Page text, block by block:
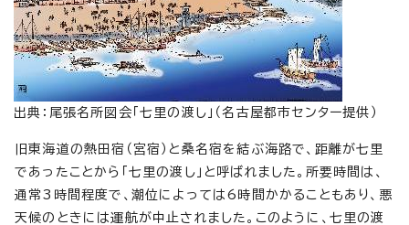
出典：尾張名所図会「七里の渡し」（名古屋都市センター提供）
旧東海道の熱田宿（宮宿）と桑名宿を結ぶ海路で、距離が七里
であったことから「七里の渡し」と呼ばれました。所要時間は、
通常3時間程度で、潮位によっては6時間かかることもあり、悪
天候のときには運航が中止されました。このように、七里の渡